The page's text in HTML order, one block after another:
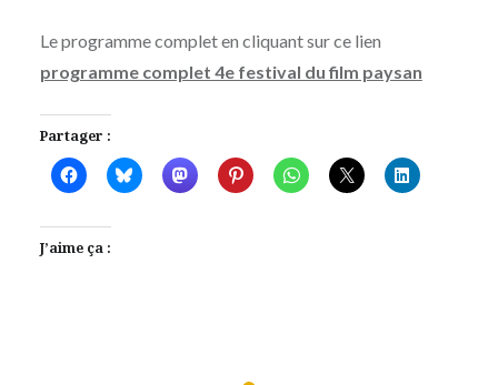
Le programme complet en cliquant sur ce lien
programme complet 4e festival du film paysan
Partager :
J’aime ça :